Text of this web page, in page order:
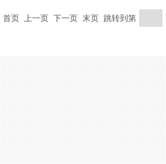
首页 上一页 下一页 末页 跳转到第